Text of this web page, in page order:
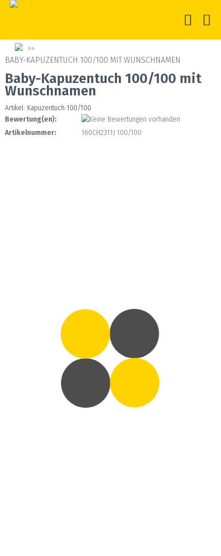
BABY-KAPUZENTUCH 100/100 MIT WUNSCHNAMEN
Baby-Kapuzentuch 100/100 mit
Wunschnamen
Artikel: Kapuzentuch 100/100
Bewertung(en):
Artikelnummer:
160CH2311J 100/100